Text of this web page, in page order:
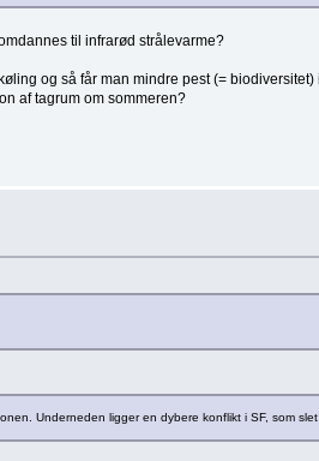
til infrarød strålevarme?
og så får man mindre pest (=
af tagrum om sommeren?
Underneden ligger en dybere konflikt i SF, som slet